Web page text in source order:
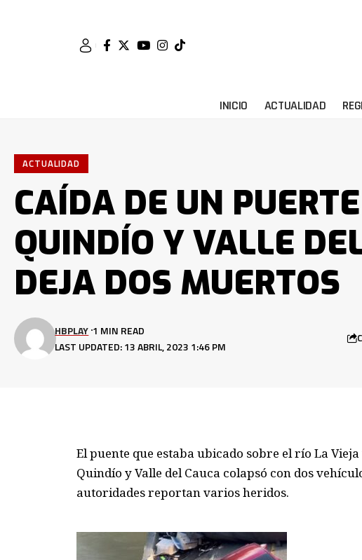
INICIO ACTUALIDAD
ACTUALIDAD
CAÍDA DE UN
QUINDÍO Y VALLE
DEJA DOS MUERTOS
LAST UPDATED: 13 ABRIL, 2023 1:46 PM
HBPLAY 1 MIN READ
El puente que estaba ubicado sobre el río La
Quindío y Valle del Cauca colapsó con dos
autoridades reportan varios heridos.